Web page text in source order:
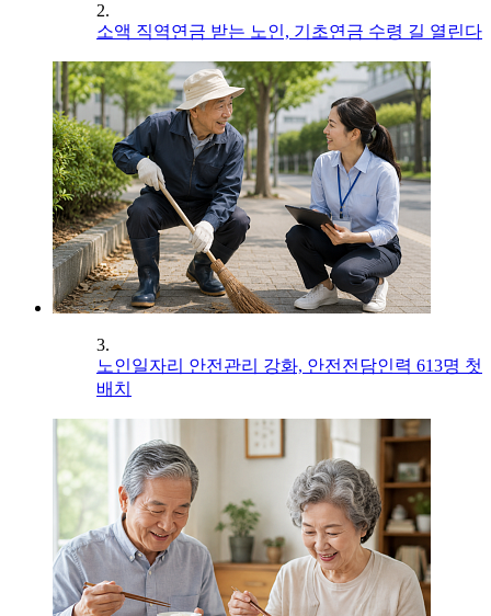
2.
소액 직역연금 받는 노인, 기초연금 수령 길 열린다
3.
노인일자리 안전관리 강화, 안전전담인력 613명 첫
배치